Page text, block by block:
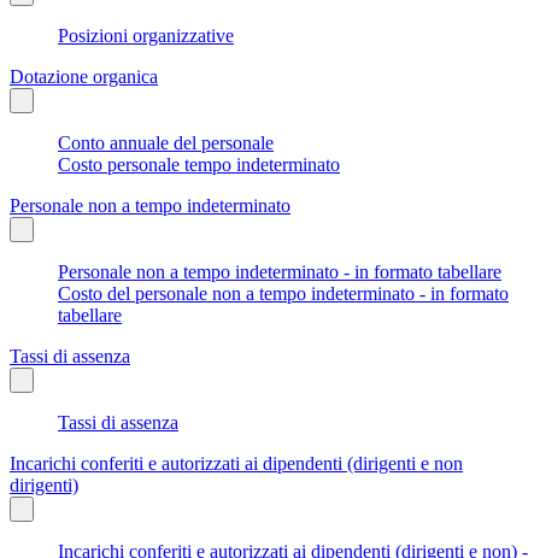
Posizioni organizzative
Dotazione organica
Conto annuale del personale
Costo personale tempo indeterminato
Personale non a tempo indeterminato
Personale non a tempo indeterminato - in formato tabellare
Costo del personale non a tempo indeterminato - in formato
tabellare
Tassi di assenza
Tassi di assenza
Incarichi conferiti e autorizzati ai dipendenti (dirigenti e non
dirigenti)
Incarichi conferiti e autorizzati ai dipendenti (dirigenti e non) -